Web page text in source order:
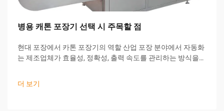
병용 캐톤 포장기 선택 시 주목할 점
현대 포장에서 카톤 포장기의 역할 산업 포장 분야에서 자동화
는 제조업체가 효율성, 정확성, 출력 속도를 관리하는 방식을
더 보기